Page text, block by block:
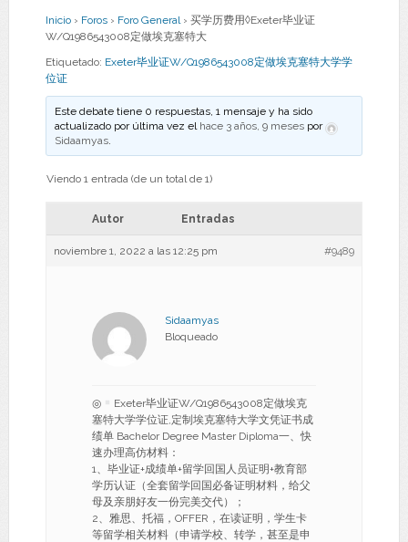
Inicio › Foros › Foro General › 买学历费用◊Exeter毕业证
W/Q1986543008定做埃克塞特大
Etiquetado: Exeter毕业证W/Q1986543008定做埃克塞特大学学
位证
Este debate tiene 0 respuestas, 1 mensaje y ha sido
actualizado por última vez el hace 3 años, 9 meses por
Sidaamyas.
Viendo 1 entrada (de un total de 1)
Autor Entradas
noviembre 1, 2022 a las 12:25 pm #9489
Sidaamyas
Bloqueado
◎
Exeter毕业证W/Q1986543008定做埃克
塞特大学学位证,定制埃克塞特大学文凭证书成
绩单 Bachelor Degree Master Diploma一、快
速办理高仿材料：
1、毕业证+成绩单+留学回国人员证明+教育部
学历认证（全套留学回国必备证明材料，给父
母及亲朋好友一份完美交代）；
2、雅思、托福，OFFER，在读证明，学生卡
等留学相关材料（申请学校、转学，甚至是申